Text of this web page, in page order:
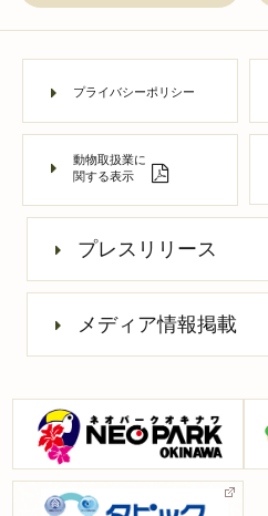
プライバシーポリシー
動物取扱業に
関する表示
プレスリリース
メディア情報掲載